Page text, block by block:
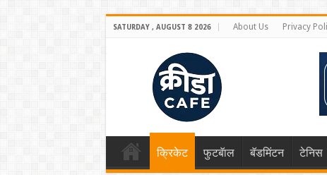
SATURDAY , AUGUST 8 2026 About Us Privacy
क्रिकेट फुटबॅाल बॅडमिंटन टेनिस